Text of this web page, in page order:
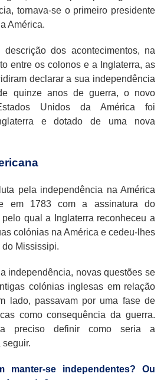
tornava-se o primeiro presidente
América.
dos acontecimentos, na
entre os colonos e a Inglaterra, as
declarar a sua independência
quinze anos de guerra, o novo
Unidos da América foi
e dotado de uma nova
pela independência na América
em 1783 com a assinatura do
qual a Inglaterra reconheceu a
colónias na América e cedeu-lhes
do Mississipi.
independência, novas questões se
colónias inglesas em relação
lado, passavam por uma fase de
como consequência da guerra.
preciso definir como seria a
manter-se independentes? Ou